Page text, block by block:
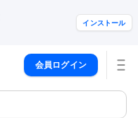
インストール
会員ログイン